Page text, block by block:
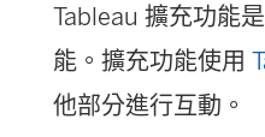
Tableau 擴充功能
能。擴充功能使用
他部分進行互動。